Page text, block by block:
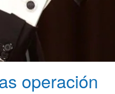
operación